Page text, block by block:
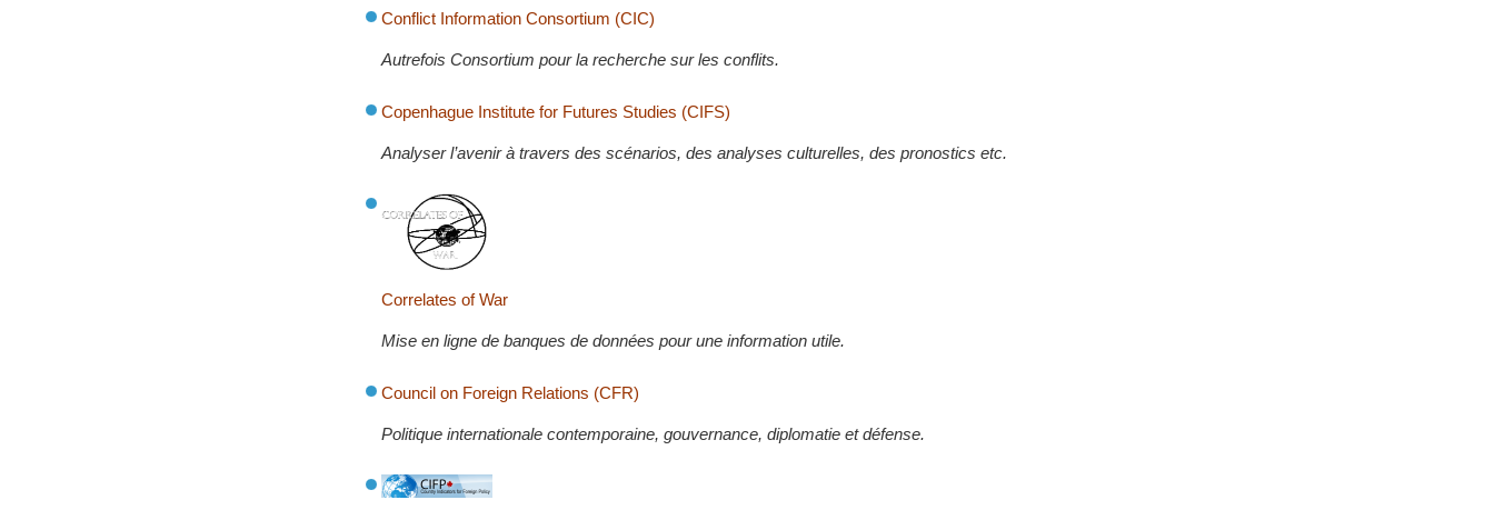
Conflict Information Consortium (CIC)
Autrefois Consortium pour la recherche sur les conflits.
Copenhague Institute for Futures Studies (CIFS)
Analyser l’avenir à travers des scénarios, des analyses culturelles, des pronostics etc.
Correlates of War
Mise en ligne de banques de données pour une information utile.
Council on Foreign Relations (CFR)
Politique internationale contemporaine, gouvernance, diplomatie et défense.